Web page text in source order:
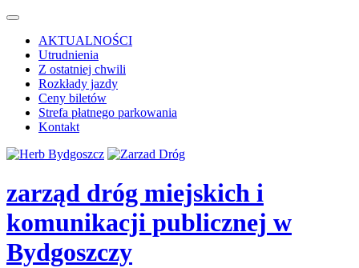
AKTUALNOŚCI
Utrudnienia
Z ostatniej chwili
Rozkłady jazdy
Ceny biletów
Strefa płatnego parkowania
Kontakt
zarząd dróg miejskich i
komunikacji publicznej w
Bydgoszczy